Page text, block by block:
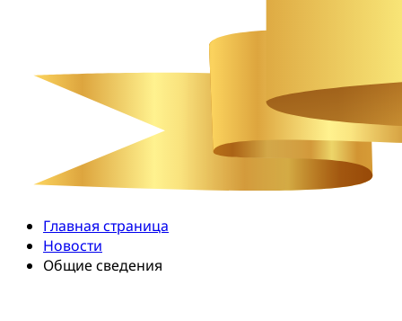
Главная страница
Новости
Общие сведения